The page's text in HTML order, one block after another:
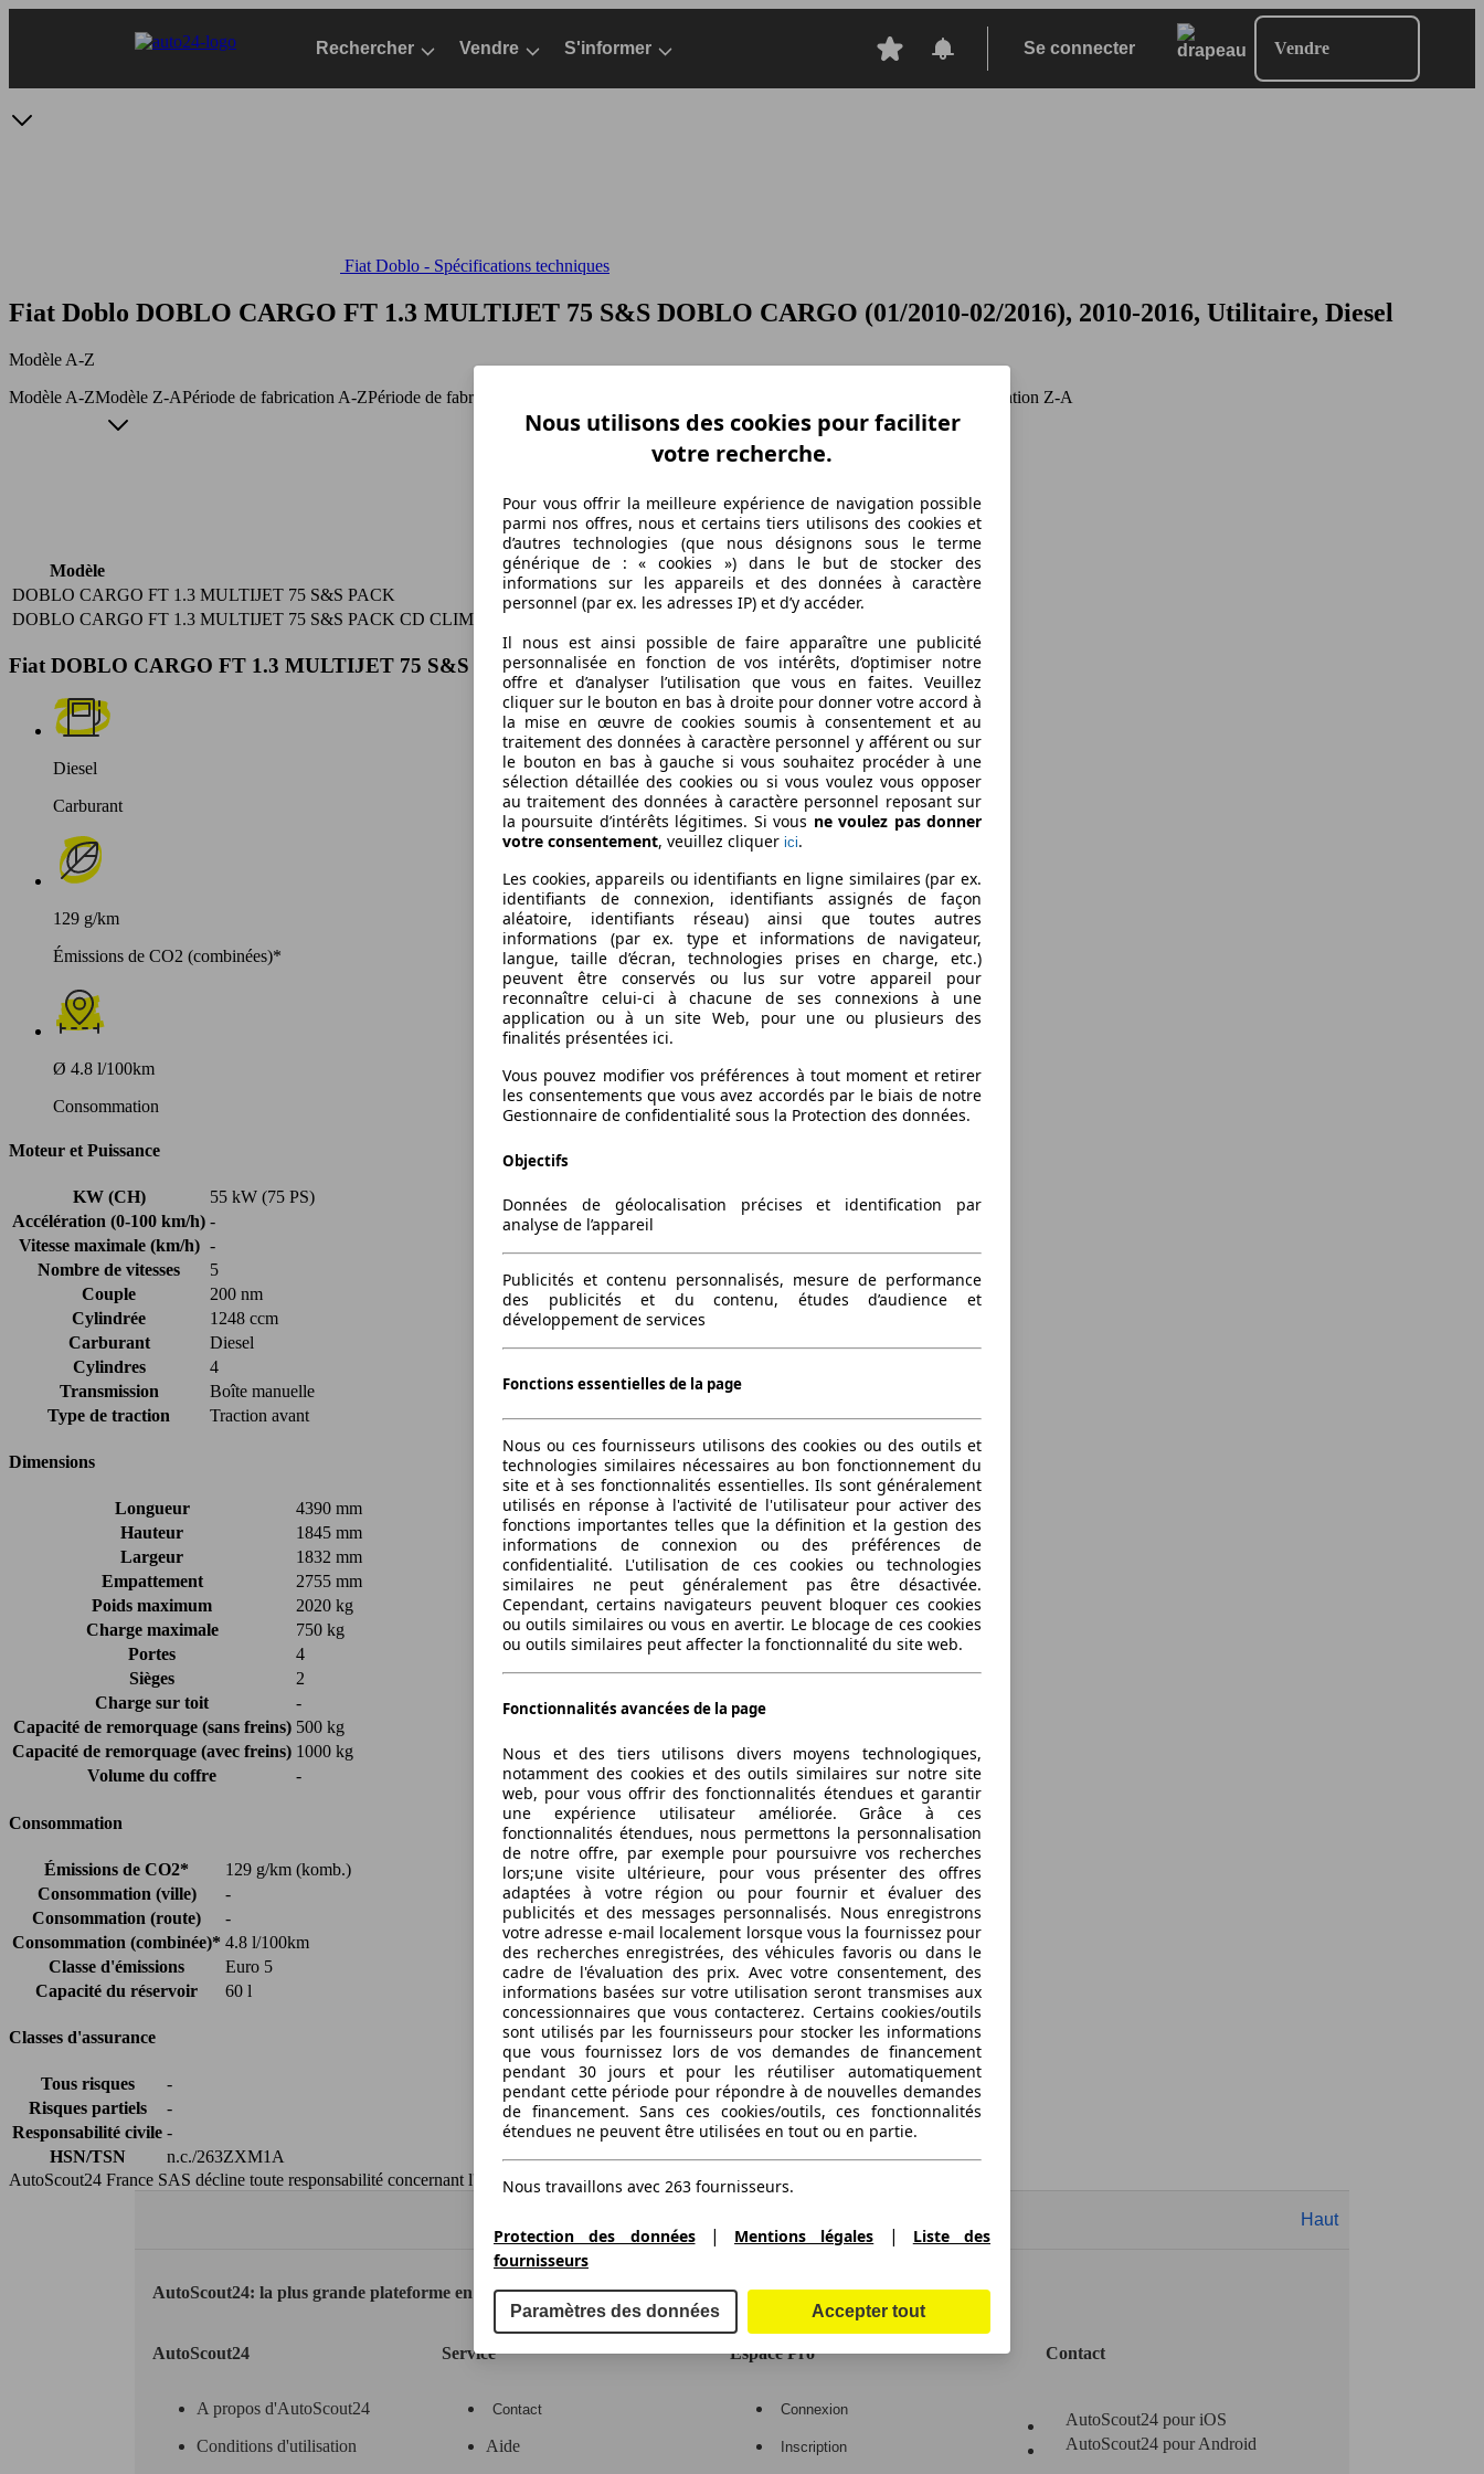
Rechercher Vendre S'informer Se connecter Vendre
Fiat Doblo - Spécifications techniques
Fiat Doblo DOBLO CARGO FT 1.3 MULTIJET 75 S&S DOBLO CARGO (01/2010-02/2016), 2010-2016, Utilitaire, Diesel
Modèle A-Z
Modèle A-ZModèle Z-APériode de fabrication A-ZPériode de fabrication Z-A Ø Consommation Z-A
Modèle
Période de fabrication Puissance Ø Consommation
DOBLO CARGO FT 1.3 MULTIJET 75 S&S PACK 2014/01 - 2016/02 55 KW (75 PS) 4.8 l/100km
DOBLO CARGO FT 1.3 MULTIJET 75 S&S PACK CD CLIM
2014/01 - 2016/02 4.8 l/100km
Fiat DOBLO CARGO FT 1.3 MULTIJET 75 S&S PACK Spécifications techniques
Diesel
Carburant
129 g/km
Émissions de CO2 (combinées)*
Ø 4.8 l/100km
Consommation
Moteur et Puissance
KW (CH)
55 kW (75 PS)
Accélération (0-100 km/h) -
Vitesse maximale (km/h) -
Nombre de vitesses
5
Couple
200 nm
Cylindrée
1248 ccm
Carburant
Diesel
Cylindres
4
Transmission
Boîte manuelle
Type de traction
Traction avant
Dimensions
Longueur
4390 mm
Hauteur
1845 mm
Largeur
1832 mm
Empattement
2755 mm
Poids maximum
2020 kg
Charge maximale
750 kg
Portes
4
Sièges
2
Charge sur toit
-
Capacité de remorquage (sans freins) 500 kg
Capacité de remorquage (avec freins) 1000 kg
Volume du coffre
-
Consommation
Émissions de CO2*
129 g/km (komb.)
Consommation (ville)
-
Consommation (route)
-
Consommation (combinée)* 4.8 l/100km
Classe d'émissions
Euro 5
Capacité du réservoir
60 l
Classes d'assurance
Tous risques
-
Risques partiels
-
Responsabilité civile -
HSN/TSN
n.c./263ZXM1A
AutoScout24 France SAS décline toute responsabilité concernant l''exactitude des indications fournies.
Haut
AutoScout24: la plus grande plateforme en ligne de voitures en Europe
AutoScout24
A propos d'AutoScout24
Conditions d'utilisation
Service
Contact
Aide
Espace Pro
Connexion
Inscription
Contact
AutoScout24 pour iOS
AutoScout24 pour Android
Nous utilisons des cookies pour faciliter
votre recherche.
Pour vous offrir la meilleure expérience de navigation possible
parmi nos offres, nous et certains tiers utilisons des cookies et
d’autres technologies (que nous désignons sous le terme
générique de : « cookies ») dans le but de stocker des
informations sur les appareils et des données à caractère
personnel (par ex. les adresses IP) et d’y accéder.
Il nous est ainsi possible de faire apparaître une publicité
personnalisée en fonction de vos intérêts, d’optimiser notre
offre et d’analyser l’utilisation que vous en faites. Veuillez
cliquer sur le bouton en bas à droite pour donner votre accord à
la mise en œuvre de cookies soumis à consentement et au
traitement des données à caractère personnel y afférent ou sur
le bouton en bas à gauche si vous souhaitez procéder à une
sélection détaillée des cookies ou si vous voulez vous opposer
au traitement des données à caractère personnel reposant sur
la poursuite d’intérêts légitimes. Si vous ne voulez pas donner
votre consentement, veuillez cliquer ici.
Les cookies, appareils ou identifiants en ligne similaires (par ex.
identifiants de connexion, identifiants assignés de façon
aléatoire, identifiants réseau) ainsi que toutes autres
informations (par ex. type et informations de navigateur,
langue, taille d’écran, technologies prises en charge, etc.)
peuvent être conservés ou lus sur votre appareil pour
reconnaître celui-ci à chacune de ses connexions à une
application ou à un site Web, pour une ou plusieurs des
finalités présentées ici.
Vous pouvez modifier vos préférences à tout moment et retirer
les consentements que vous avez accordés par le biais de notre
Gestionnaire de confidentialité sous la Protection des données.
Objectifs
Données de géolocalisation précises et identification par
analyse de l’appareil
Publicités et contenu personnalisés, mesure de performance
des publicités et du contenu, études d’audience et
développement de services
Fonctions essentielles de la page
Nous ou ces fournisseurs utilisons des cookies ou des outils et
technologies similaires nécessaires au bon fonctionnement du
site et à ses fonctionnalités essentielles. Ils sont généralement
utilisés en réponse à l'activité de l'utilisateur pour activer des
fonctions importantes telles que la définition et la gestion des
informations de connexion ou des préférences de
confidentialité. L'utilisation de ces cookies ou technologies
similaires ne peut généralement pas être désactivée.
Cependant, certains navigateurs peuvent bloquer ces cookies
ou outils similaires ou vous en avertir. Le blocage de ces cookies
ou outils similaires peut affecter la fonctionnalité du site web.
Fonctionnalités avancées de la page
Nous et des tiers utilisons divers moyens technologiques,
notamment des cookies et des outils similaires sur notre site
web, pour vous offrir des fonctionnalités étendues et garantir
une expérience utilisateur améliorée. Grâce à ces
fonctionnalités étendues, nous permettons la personnalisation
de notre offre, par exemple pour poursuivre vos recherches
lors;une visite ultérieure, pour vous présenter des offres
adaptées à votre région ou pour fournir et évaluer des
publicités et des messages personnalisés. Nous enregistrons
votre adresse e-mail localement lorsque vous la fournissez pour
des recherches enregistrées, des véhicules favoris ou dans le
cadre de l'évaluation des prix. Avec votre consentement, des
informations basées sur votre utilisation seront transmises aux
concessionnaires que vous contacterez. Certains cookies/outils
sont utilisés par les fournisseurs pour stocker les informations
que vous fournissez lors de vos demandes de financement
pendant 30 jours et pour les réutiliser automatiquement
pendant cette période pour répondre à de nouvelles demandes
de financement. Sans ces cookies/outils, ces fonctionnalités
étendues ne peuvent être utilisées en tout ou en partie.
Nous travaillons avec 263 fournisseurs.
Protection des données| Mentions légales |
Liste des
fournisseurs
Paramètres des données Accepter tout